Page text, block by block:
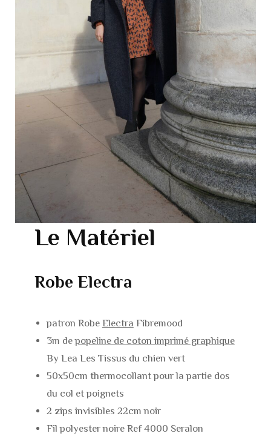
Le Matériel
Robe Electra
patron Robe Electra Fibremood
3m depopeline de coton imprimé graphique
By Lea Les Tissus du chien vert
50x50cm thermocollant pour la partie dos
du col et poignets
2 zips invisibles 22cm noir
Fil polyester noire Ref 4000 Seralon